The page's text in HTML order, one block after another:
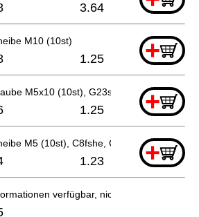
3.64
M10 (10st) +
1.25
M5x10 (10st), G23ss For Irl+
1.25
M5 (10st), C8fshe, C8fse +
1.23
verfügbar, nicht bestellbar